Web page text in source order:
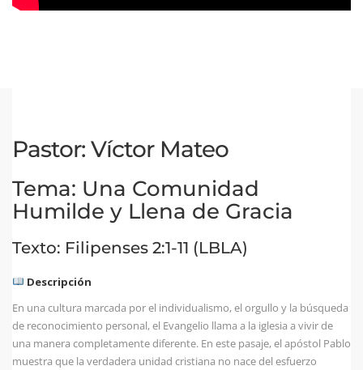
Pastor: Víctor Mateo
Tema: Una Comunidad
Humilde y Llena de Gracia
Texto: Filipenses 2:1-11 (LBLA)
Descripción
En una cultura marcada por el individualismo, el orgullo y la búsqueda
de reconocimiento personal, el Evangelio llama a la iglesia a vivir de
una manera completamente diferente. En este pasaje, el apóstol Pablo
muestra que la verdadera unidad cristiana no nace del esfuerzo